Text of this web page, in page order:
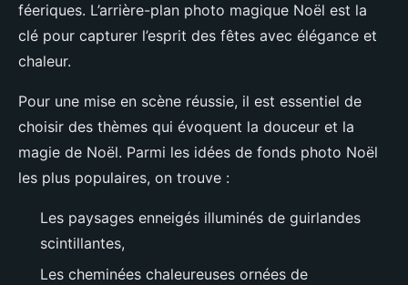
féeriques. L’arrière-plan photo magique Noël est la
clé pour capturer l’esprit des fêtes avec élégance et
chaleur.
Pour une mise en scène réussie, il est essentiel de
choisir des thèmes qui évoquent la douceur et la
magie de Noël. Parmi les idées de fonds photo Noël
les plus populaires, on trouve :
Les paysages enneigés illuminés de guirlandes
scintillantes,
Les cheminées chaleureuses ornées de